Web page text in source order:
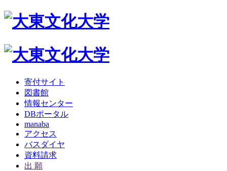
寄付サイト
図書館
情報センター
DBポータル
manaba
アクセス
バスダイヤ
資料請求
出 願